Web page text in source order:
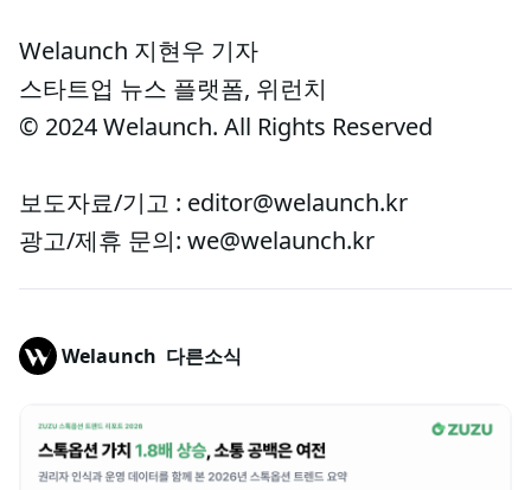
Welaunch 지현우 기자
스타트업 뉴스 플랫폼, 위런치
© 2024 Welaunch. All Rights Reserved
보도자료/기고 : editor@welaunch.kr
광고/제휴 문의: we@welaunch.kr
Welaunch 다른소식